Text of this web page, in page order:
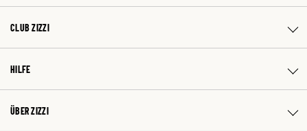
CLUB ZIZZI
HILFE
ÜBER ZIZZI